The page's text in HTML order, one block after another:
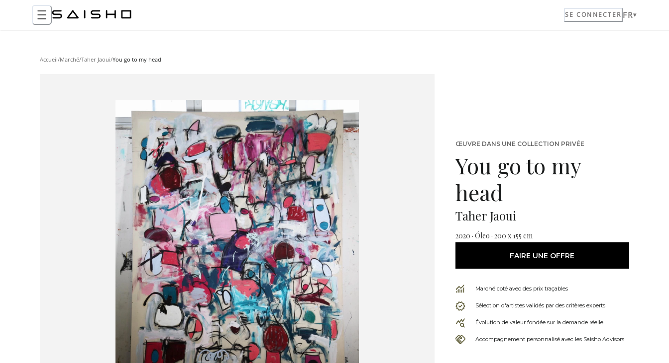
SE CONNECTER FR
Accueil/Marché/Taher Jaoui/You go to my head
ŒUVRE DANS UNE COLLECTION PRIVÉE
You go to my
head
Taher Jaoui
2020 · Óleo · 200 x 155 cm
FAIRE UNE OFFRE
Marché coté avec des prix traçables
Sélection d'artistes validés par des critères experts
Évolution de valeur fondée sur la demande réelle
Accompagnement personnalisé avec les Saisho Advisors